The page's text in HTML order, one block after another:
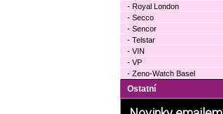
- Royal London
- Secco
- Sencor
- Telstar
- VIN
- VP
- Zeno-Watch Basel
Ostatní